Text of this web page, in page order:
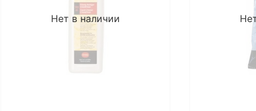
Нет в наличии